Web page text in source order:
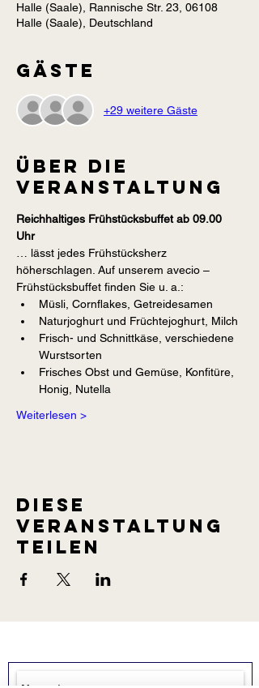
Halle (Saale), Rannische Str. 23, 06108
Halle (Saale), Deutschland
Gäste
+29 weitere Gäste
Über die
Veranstaltung
Reichhaltiges Frühstücksbuffet ab 09.00
Uhr
… lässt jedes Frühstücksherz
höherschlagen. Auf unserem avecio –
Frühstücksbuffet finden Sie u. a.:
Müsli, Cornflakes, Getreidesamen
Naturjoghurt und Früchtejoghurt, Milch
Frisch- und Schnittkäse, verschiedene
Wurstsorten
Frisches Obst und Gemüse, Konfitüre,
Honig, Nutella
Weiterlesen >
Diese
Veranstaltung
teilen